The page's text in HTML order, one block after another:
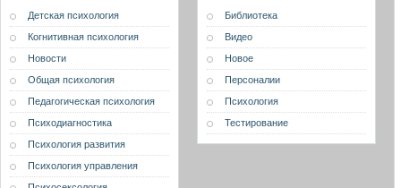
Детская психология
Когнитивная психология
Новости
Общая психология
Педагогическая психология
Психодиагностика
Психология развития
Психология управления
Библиотека
Видео
Новое
Персоналии
Психология
Тестирование